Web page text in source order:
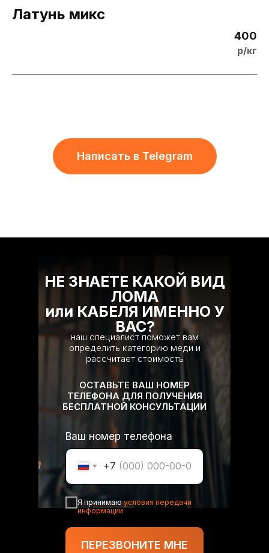
Латунь микс
400
р/кг
Написать в Telegram
НЕ ЗНАЕТЕ КАКОЙ ВИД
ЛОМА
или КАБЕЛЯ ИМЕННО У
ВАС?
наш специалист поможет вам
определить категорию меди и
рассчитает стоимость
Ваш номер телефона
+7
Я принимаю условия передачи
информации
ПЕРЕЗВОНИТЕ МНЕ
ОСТАВЬТЕ ВАШ НОМЕР
ТЕЛЕФОНА ДЛЯ ПОЛУЧЕНИЯ
БЕСПЛАТНОЙ КОНСУЛЬТАЦИИ